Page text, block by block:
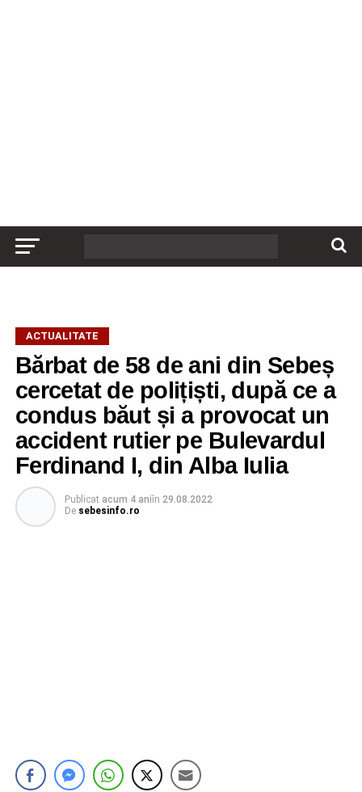
ACTUALITATE
Bărbat de 58 de ani din Sebeș
cercetat de polițiști, după ce a
condus băut și a provocat un
accident rutier pe Bulevardul
Ferdinand I, din Alba Iulia
Publicat acum 4 aniîn 29.08.2022
De sebesinfo.ro